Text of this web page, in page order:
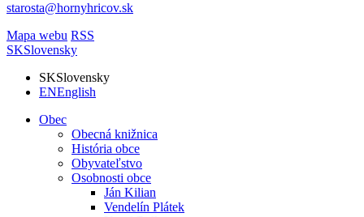
starosta@hornyhricov.sk
Mapa webu RSS
SKSlovensky
SKSlovensky
ENEnglish
Obec
Obecná knižnica
História obce
Obyvateľstvo
Osobnosti obce
Ján Kilian
Vendelín Plátek